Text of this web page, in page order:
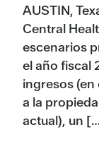
AUSTIN,
Central
escenarios
el año fiscal
ingresos
a la
actual), un